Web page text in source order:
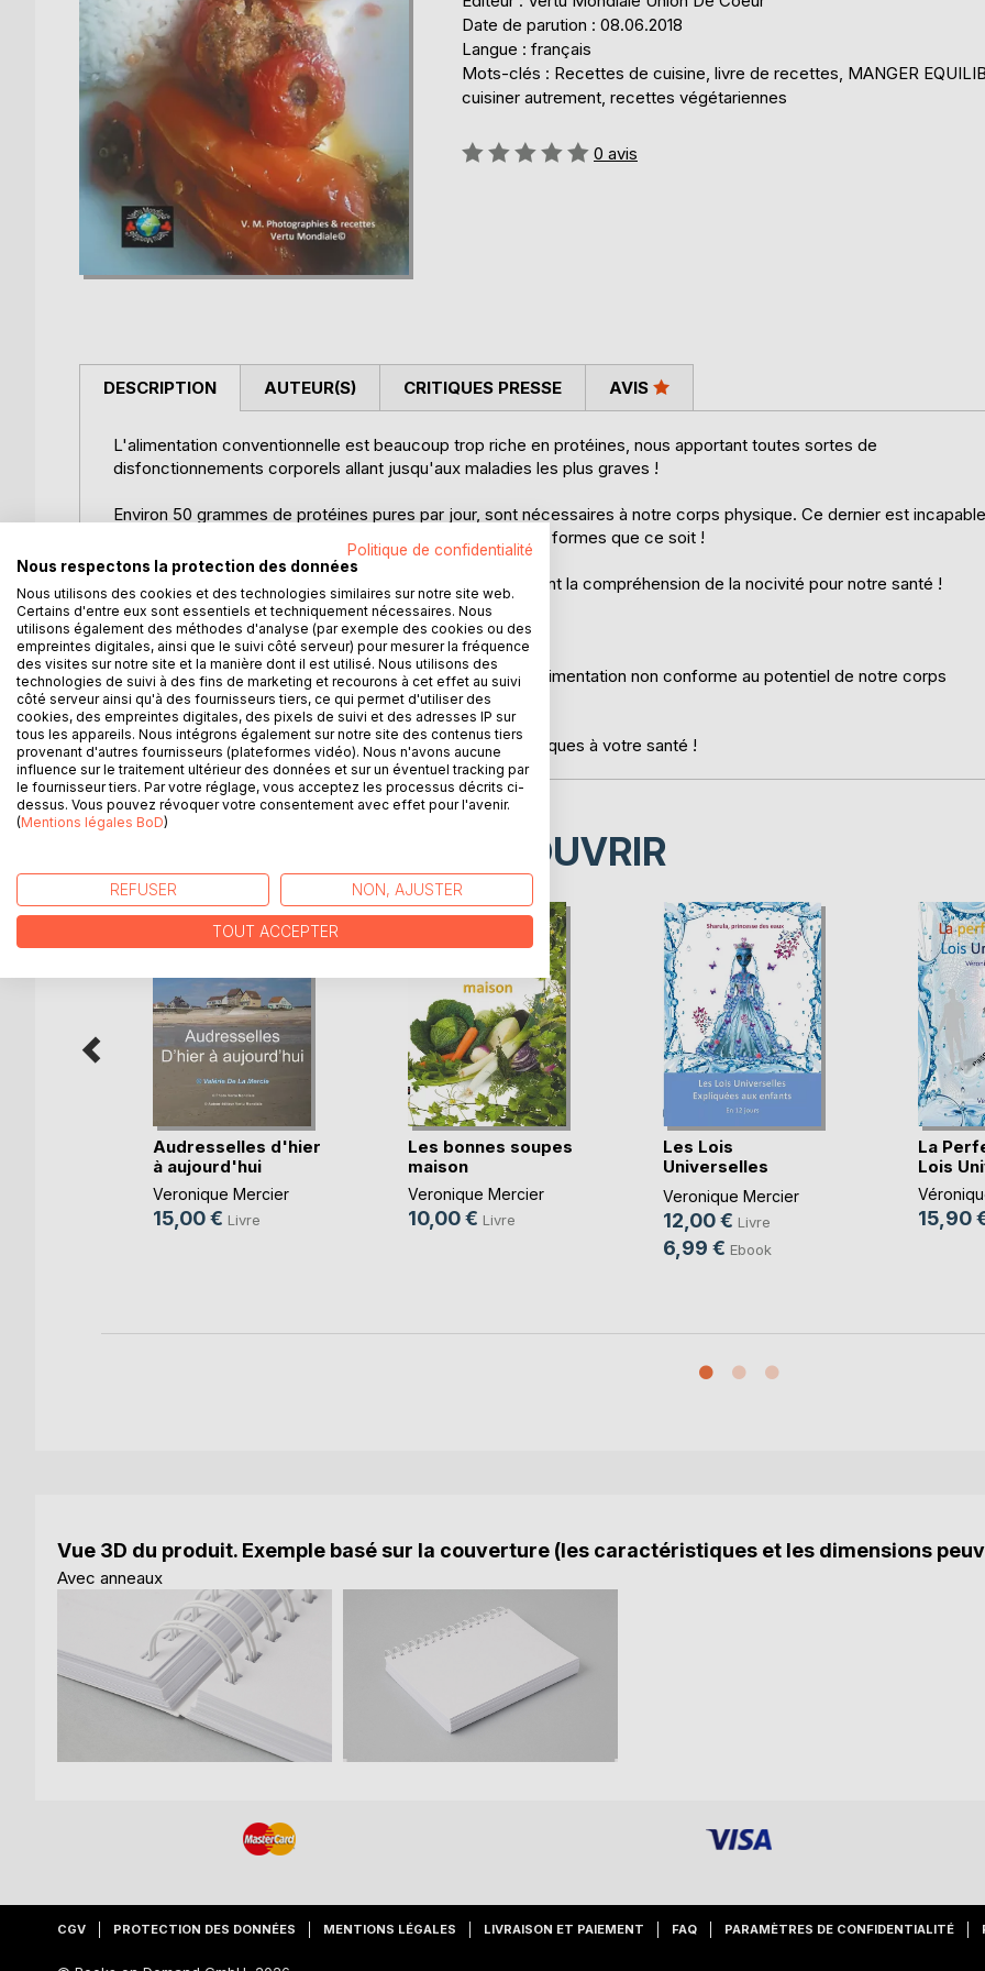
Date de parution : 08.06.2018
Langue : français
Mots-clés : Recettes de cuisine, livre de recettes, MANGER
cuisiner autrement, recettes végétariennes
Évaluation:
0 avis
DESCRIPTION
L'alimentation conventionnelle est beaucoup trop riche en protéines, nous apportant toutes sortes de
disfonctionnements corporels allant jusqu'aux maladies les plus graves !
Environ 50 grammes de protéines pures par jour, sont nécessaires à notre corps physique. Ce dernier est incapable
d'assimiler le surplus que nous lui donnons sous quelques formes que ce soit !
Nous adorons concocter des repas chaque jour, négligeant la compréhension de la nocivité pour notre santé !
Et pourtant ! Ce choix serait-il judicieux ?
Ne nous diminuons nous pas la vie en sélectionnant une alimentation non conforme au potentiel de notre corps
physique ?
Un livre de recettes pour des partages gourmands bénéfiques à votre santé !
AUTEUR(S) CRITIQUES PRESSE AVIS
D’AUTRES TITRES À DÉCOUVRIR
Audresselles d'hier
à aujourd'hui
Veronique Mercier
15,00 € Livre
Les bonnes soupes
maison
Veronique Mercier
10,00 € Livre
Les Lois
Universelles
expliquées a(...)
Veronique Mercier
12,00 € Livre
6,99 € Ebook
La
Lois
15,90
Vue 3D du produit. Exemple basé sur la couverture (les caractéristiques et les dimensions
Avec anneaux
CGV PROTECTION DES DONNÉES MENTIONS LÉGALES LIVRAISON ET PAIEMENT FAQ PARAMÈTRES DE CONFIDENTIALITÉ
Politique de confidentialité
Nous respectons la protection des données
Nous utilisons des cookies et des technologies similaires sur notre site web.
Certains d'entre eux sont essentiels et techniquement nécessaires. Nous
utilisons également des méthodes d'analyse (par exemple des cookies ou des
empreintes digitales, ainsi que le suivi côté serveur) pour mesurer la fréquence
des visites sur notre site et la manière dont il est utilisé. Nous utilisons des
technologies de suivi à des fins de marketing et recourons à cet effet au suivi
côté serveur ainsi qu'à des fournisseurs tiers, ce qui permet d'utiliser des
cookies, des empreintes digitales, des pixels de suivi et des adresses IP sur
tous les appareils. Nous intégrons également sur notre site des contenus tiers
provenant d'autres fournisseurs (plateformes vidéo). Nous n'avons aucune
influence sur le traitement ultérieur des données et sur un éventuel tracking par
le fournisseur tiers. Par votre réglage, vous acceptez les processus décrits ci-
dessus. Vous pouvez révoquer votre consentement avec effet pour l'avenir.
(Mentions légales BoD)
REFUSER NON, AJUSTER
TOUT ACCEPTER